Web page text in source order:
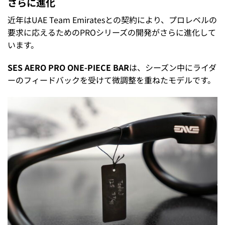
近年はUAE Team Emiratesとの契約により、プロレベルの
要求に応えるためのPROシリーズの開発がさらに進化して
います。
SES AERO PRO ONE-PIECE BARは、シーズン中にライダ
ーのフィードバックを受けて微調整を重ねたモデルです。